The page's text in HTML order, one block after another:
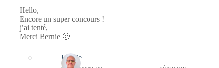
Hello,
Encore un super concours !
j’ai tenté,
Merci Bernie 🙂
Bernie